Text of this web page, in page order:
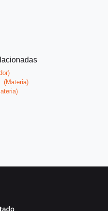
(Materia)